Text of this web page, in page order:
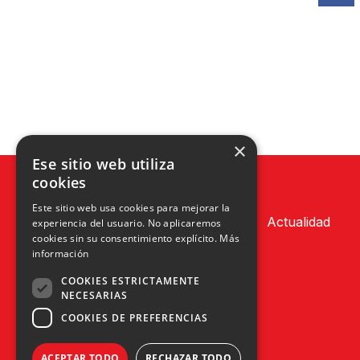
Actualidad
×
Ese sitio web utiliza
cookies
Este sitio web usa cookies para mejorar la
experiencia del usuario. No aplicaremos
cookies sin su consentimiento explícito. Más
información
COOKIES ESTRICTAMENTE
NECESARIAS
COOKIES DE PREFERENCIAS